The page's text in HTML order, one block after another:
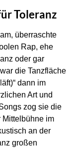
Toleranz
überraschte
Rap, ehe
oder gar
die Tanzfläche
dann im
Art und
zog sie die
Mittelbühne im
an der
großen